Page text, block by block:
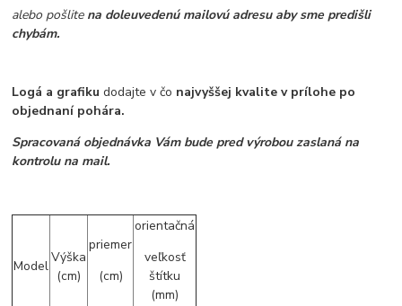
alebo pošlitena doleuvedenú mailovú adresu aby sme predišli
chybám.
Logá a grafikudodajte v čo najvyššej kvalite v prílohe po
objednaní pohára.
Spracovaná objednávka Vám bude pred výrobou zaslaná na
kontrolu na mail.
Model
Výška
(cm)
priemer
(cm)
orientačná
veľkosť
štítku
(mm)